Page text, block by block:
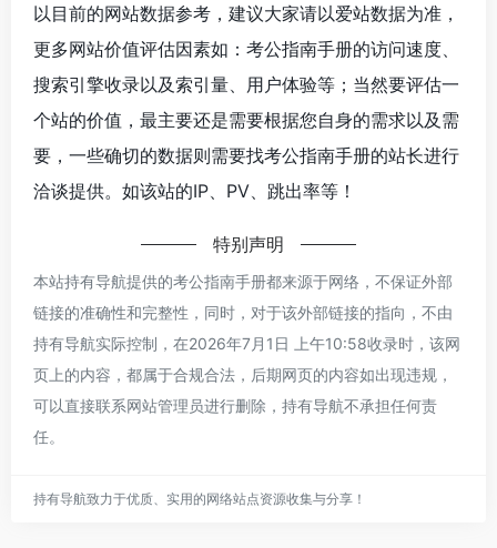
以目前的网站数据参考，建议大家请以爱站数据为准，
更多网站价值评估因素如：考公指南手册的访问速度、
搜索引擎收录以及索引量、用户体验等；当然要评估一
个站的价值，最主要还是需要根据您自身的需求以及需
要，一些确切的数据则需要找考公指南手册的站长进行
洽谈提供。如该站的IP、PV、跳出率等！
特别声明
本站持有导航提供的考公指南手册都来源于网络，不保证外部
链接的准确性和完整性，同时，对于该外部链接的指向，不由
持有导航实际控制，在2026年7月1日 上午10:58收录时，该网
页上的内容，都属于合规合法，后期网页的内容如出现违规，
可以直接联系网站管理员进行删除，持有导航不承担任何责
任。
持有导航致力于优质、实用的网络站点资源收集与分享！